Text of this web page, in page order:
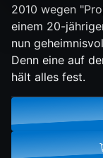
2010 wegen
einem 20-
nun
Denn eine auf
hält alles fest.